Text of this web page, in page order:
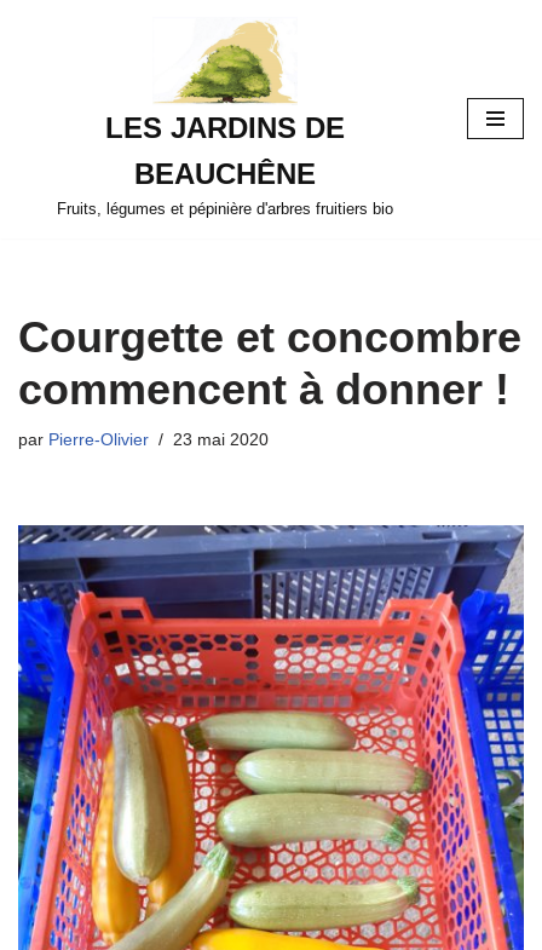
LES JARDINS DE
BEAUCHÊNE
Fruits, légumes et pépinière d'arbres fruitiers bio
Courgette et concombre
commencent à donner !
par Pierre-Olivier 23 mai 2020